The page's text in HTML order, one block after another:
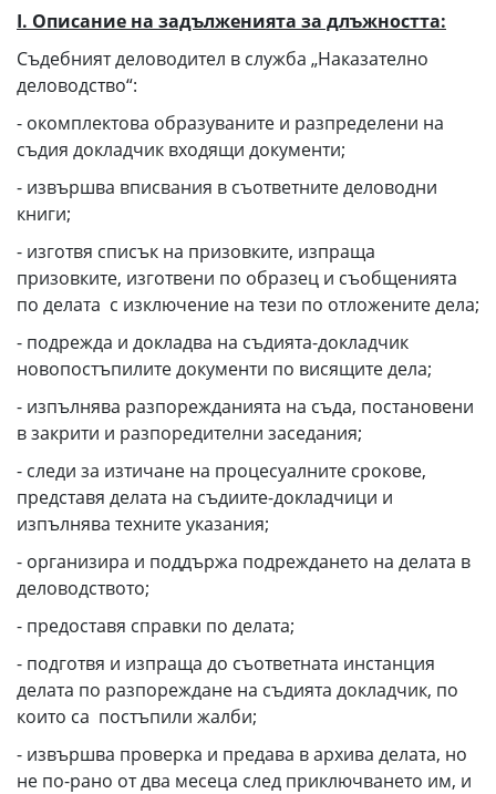
І. Описание на задълженията за длъжността:
Съдебният деловодител в служба „Наказателно
деловодство“:
- окомплектова образуваните и разпределени на
съдия докладчик входящи документи;
- извършва вписвания в съответните деловодни
книги;
- изготвя списък на призовките, изпраща
призовките, изготвени по образец и съобщенията
по делата с изключение на тези по отложените дела;
- подрежда и докладва на съдията-докладчик
новопостъпилите документи по висящите дела;
- изпълнява разпорежданията на съда, постановени
в закрити и разпоредителни заседания;
- следи за изтичане на процесуалните срокове,
представя делата на съдиите-докладчици и
изпълнява техните указания;
- организира и поддържа подреждането на делата в
деловодството;
- предоставя справки по делата;
- подготвя и изпраща до съответната инстанция
делата по разпореждане на съдията докладчик, по
които са постъпили жалби;
- извършва проверка и предава в архива делата, но
не по-рано от два месеца след приключването им, и